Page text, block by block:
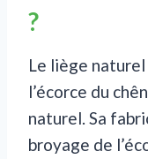
?
Le liège
l’écorce du
naturel. Sa
broyage de